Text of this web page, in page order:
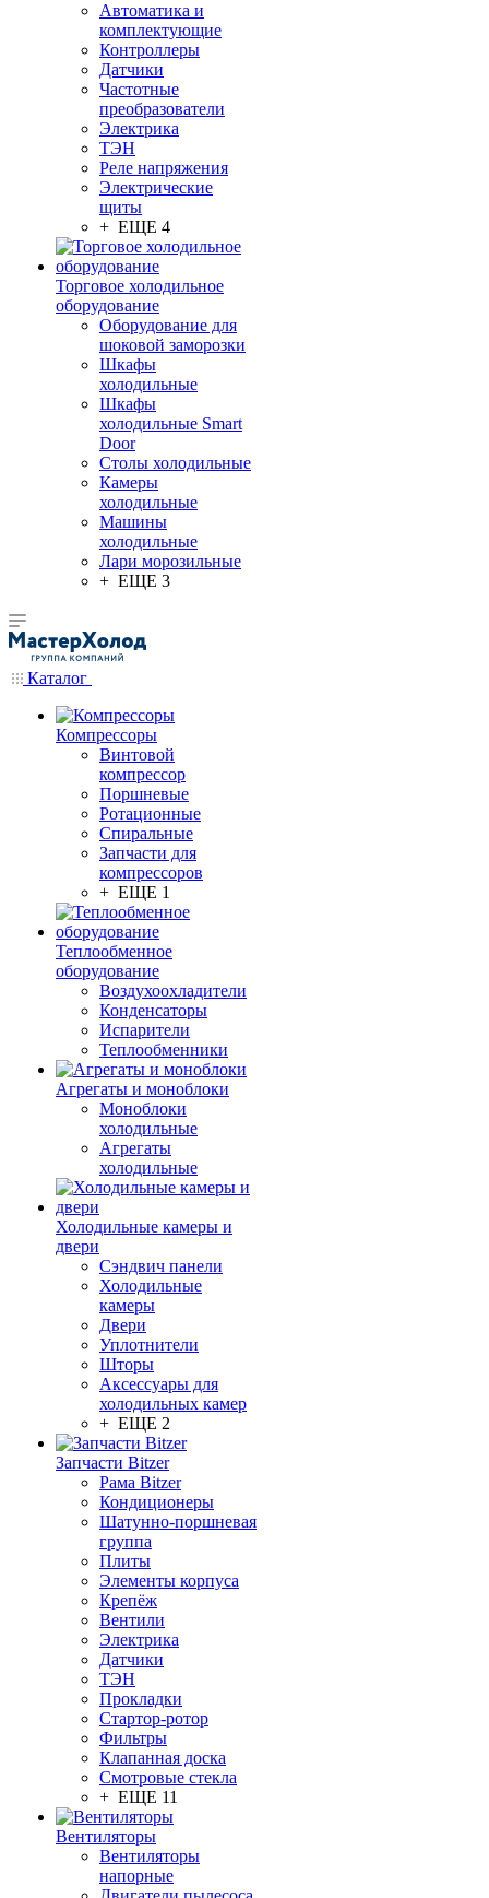
Автоматика и
комплектующие
Контроллеры
Датчики
Частотные
преобразователи
Электрика
ТЭН
Реле напряжения
Электрические
щиты
+ ЕЩЕ 4
Торговое холодильное
оборудование
Оборудование для
шоковой заморозки
Шкафы
холодильные
Шкафы
холодильные Smart
Door
Столы холодильные
Камеры
холодильные
Машины
холодильные
Лари морозильные
+ ЕЩЕ 3
Каталог
Компрессоры
Винтовой
компрессор
Поршневые
Ротационные
Спиральные
Запчасти для
компрессоров
+ ЕЩЕ 1
Теплообменное
оборудование
Воздухоохладители
Конденсаторы
Испарители
Теплообменники
Агрегаты и моноблоки
Моноблоки
холодильные
Агрегаты
холодильные
Холодильные камеры и
двери
Сэндвич панели
Холодильные
камеры
Двери
Уплотнители
Шторы
Аксессуары для
холодильных камер
+ ЕЩЕ 2
Запчасти Bitzer
Рама Bitzer
Кондиционеры
Шатунно-поршневая
группа
Плиты
Элементы корпуса
Крепёж
Вентили
Электрика
Датчики
ТЭН
Прокладки
Стартор-ротор
Фильтры
Клапанная доска
Смотровые стекла
+ ЕЩЕ 11
Вентиляторы
Вентиляторы
напорные